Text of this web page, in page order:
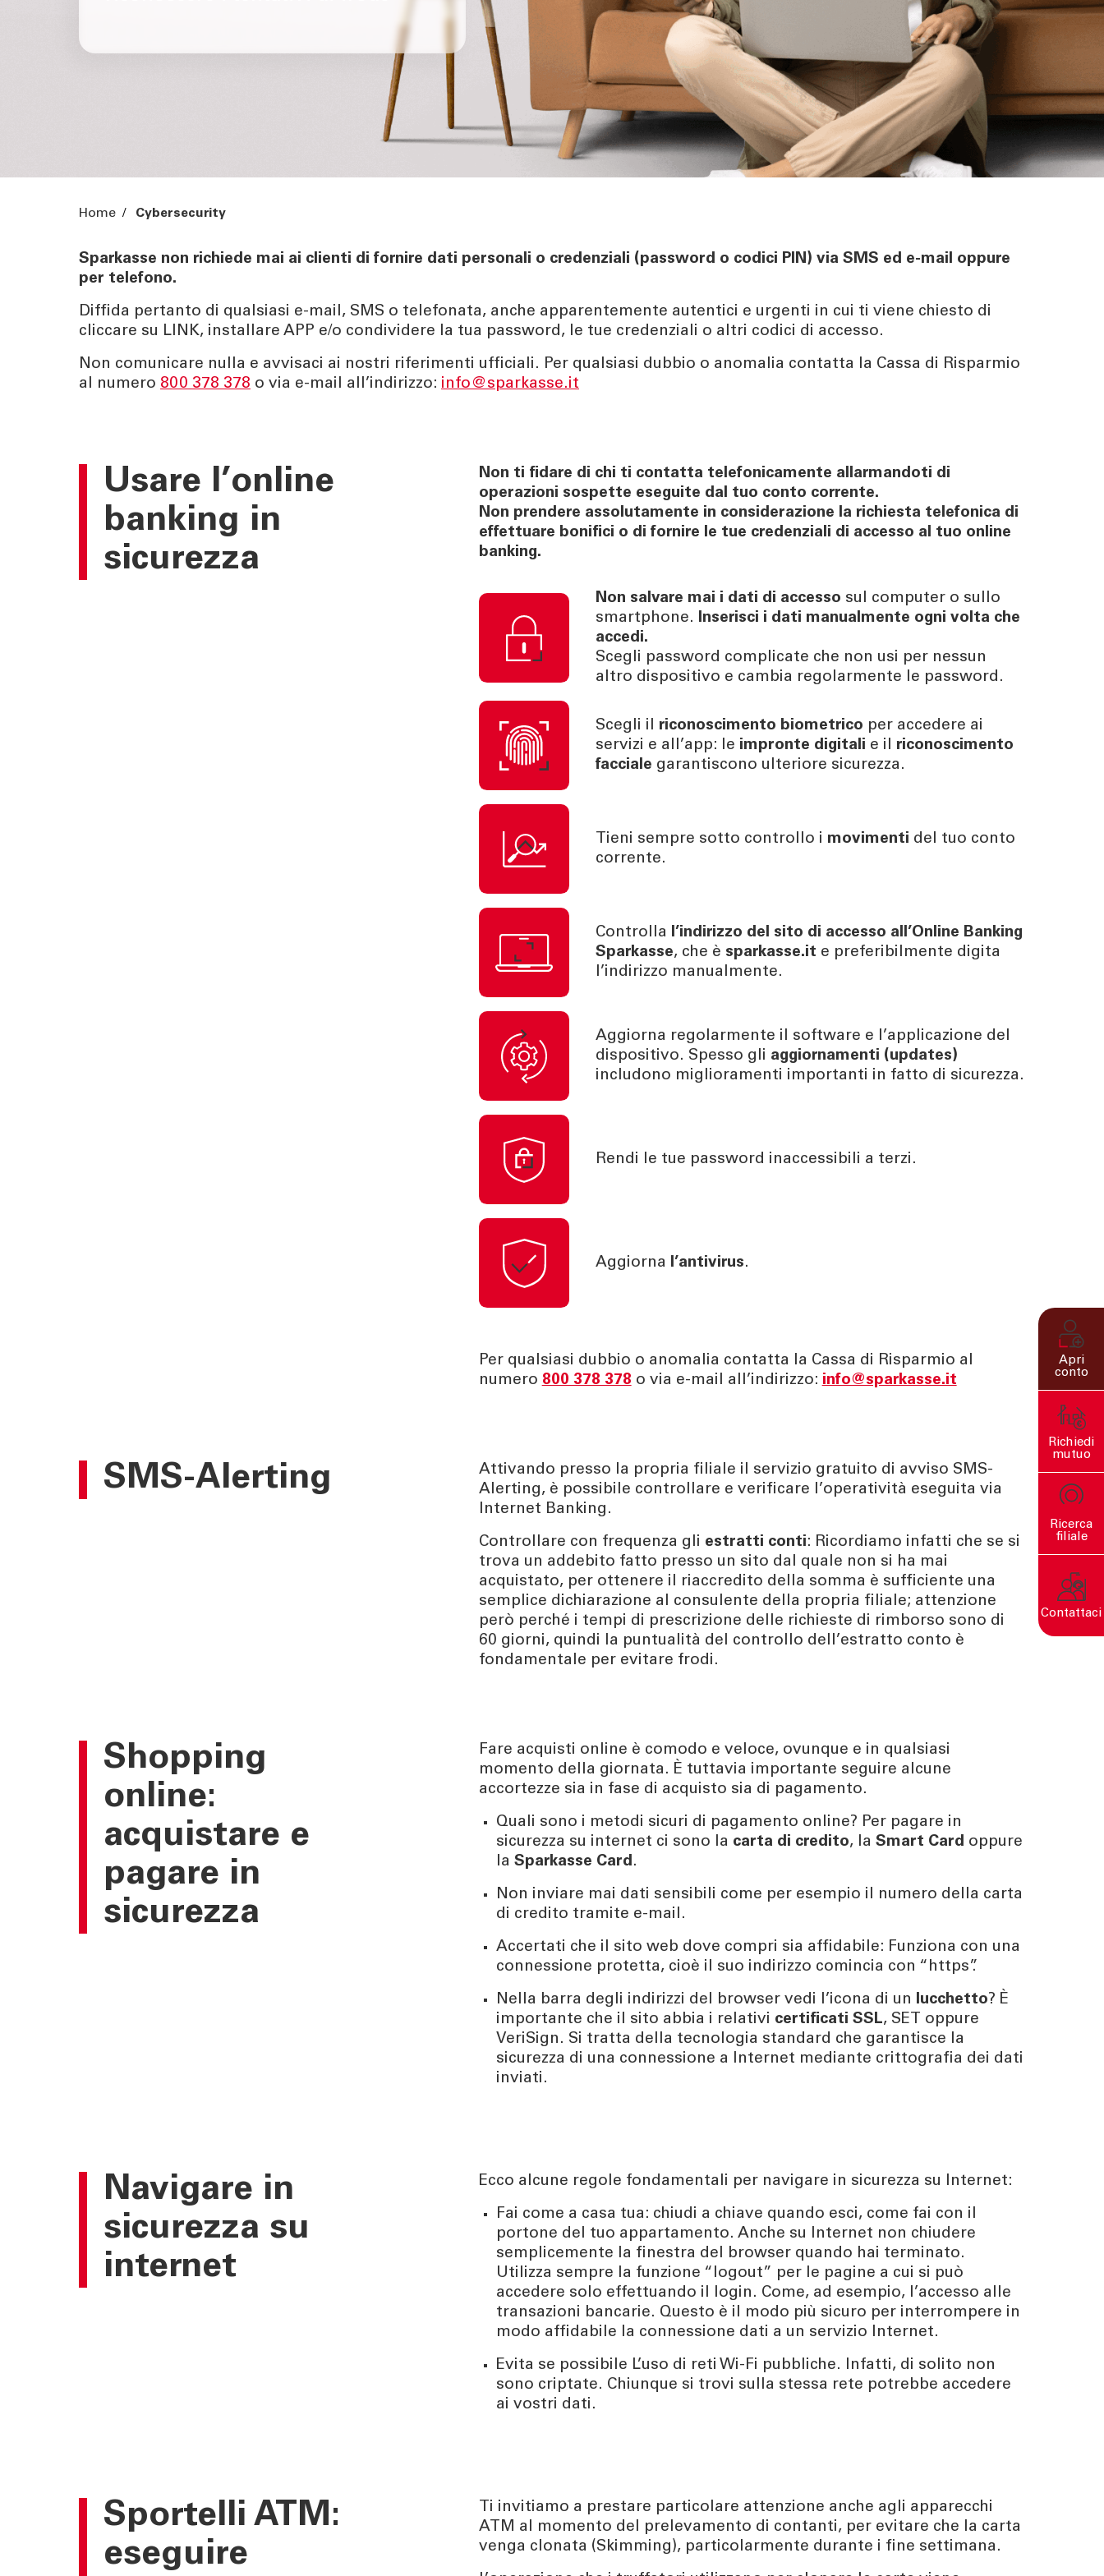
Richiedi informazioni
Come contattarci
Ricerca filiale
Lavora con noi
Tel: 800378378
Apri
conto
Richiedi
mutuo
Ricerca
filiale
Contattaci
Home / Cybersecurity
Sparkasse non richiede mai ai clienti di fornire dati personali o credenziali (password o codici PIN) via SMS ed e-mail oppure
per telefono.
Diffida pertanto di qualsiasi e-mail, SMS o telefonata, anche apparentemente autentici e urgenti in cui ti viene chiesto di
cliccare su LINK, installare APP e/o condividere la tua password, le tue credenziali o altri codici di accesso.
Non comunicare nulla e avvisaci ai nostri riferimenti ufficiali. Per qualsiasi dubbio o anomalia contatta la Cassa di Risparmio
al numero 800 378 378 o via e-mail all’indirizzo: info@sparkasse.it
Usare l’online
banking in
sicurezza
Non ti fidare di chi ti contatta telefonicamente allarmandoti di
operazioni sospette eseguite dal tuo conto corrente.
Non prendere assolutamente in considerazione la richiesta telefonica di
effettuare bonifici o di fornire le tue credenziali di accesso al tuo online
banking.
Non salvare mai i dati di accesso sul computer o sullo
smartphone.
Inserisci i dati manualmente ogni volta che
accedi.
Scegli password complicate che non usi per nessun
altro dispositivo e cambia regolarmente le password.
Scegli il riconoscimento biometrico per accedere ai
servizi e all’app: le impronte digitali e il riconoscimento
facciale garantiscono ulteriore sicurezza.
Tieni sempre sotto controllo i movimenti del tuo conto
corrente.
Controlla
l’indirizzo del sito di accesso all’Online Banking
Sparkasse, che è sparkasse.it e preferibilmente digita
l’indirizzo manualmente.
Aggiorna regolarmente il software e l’applicazione del
dispositivo. Spesso gli aggiornamenti (updates)
includono miglioramenti importanti in fatto di sicurezza.
Rendi le tue password inaccessibili a terzi.
Aggiorna l’antivirus.
Per qualsiasi dubbio o anomalia contatta la Cassa di Risparmio al
numero 800 378 378 o via e-mail all’indirizzo: info@sparkasse.it
SMS-Alerting
Attivando presso la propria filiale il servizio gratuito di avviso SMS-
Alerting, è possibile controllare e verificare l’operatività eseguita via
Internet Banking.
Controllare con frequenza gli estratti conti: Ricordiamo infatti che se si
trova un addebito fatto presso un sito dal quale non si ha mai
acquistato, per ottenere il riaccredito della somma è sufficiente una
semplice dichiarazione al consulente della propria filiale; attenzione
però perché i tempi di prescrizione delle richieste di rimborso sono di
60 giorni, quindi la puntualità del controllo dell’estratto conto è
fondamentale per evitare frodi.
Shopping
online:
acquistare e
pagare in
sicurezza
Fare acquisti online è comodo e veloce, ovunque e in qualsiasi
momento della giornata. È tuttavia importante seguire alcune
accortezze sia in fase di acquisto sia di pagamento.
Quali sono i metodi sicuri di pagamento online? Per pagare in
sicurezza su internet ci sono la carta di credito, laSmart Card oppure
laSparkasse Card .
Non inviare mai dati sensibili come per esempio il numero della carta
di credito tramite e-mail.
Accertati che il sito web dove compri sia affidabile: Funziona con una
connessione protetta, cioè il suo indirizzo comincia con “https”.
Nella barra degli indirizzi del browser vedi l’icona di un lucchetto ? È
importante che il sito abbia i relativi certificati SSL, SET oppure
VeriSign. Si tratta della tecnologia standard che garantisce la
sicurezza di una connessione a Internet mediante crittografia dei dati
inviati.
Navigare in
sicurezza su
internet
Ecco alcune regole fondamentali per navigare in sicurezza su Internet:
Fai come a casa tua: chiudi a chiave quando esci, come fai con il
portone del tuo appartamento. Anche su Internet non chiudere
semplicemente la finestra del browser quando hai terminato.
Utilizza sempre la funzione “logout” per le pagine a cui si può
accedere solo effettuando il login. Come, ad esempio, l’accesso alle
transazioni bancarie. Questo è il modo più sicuro per interrompere in
modo affidabile la connessione dati a un servizio Internet.
Evita se possibile L’uso di reti Wi-Fi pubbliche. Infatti, di solito non
sono criptate. Chiunque si trovi sulla stessa rete potrebbe accedere
ai vostri dati.
Sportelli ATM:
eseguire
Ti invitiamo a prestare particolare attenzione anche agli apparecchi
ATM al momento del prelevamento di contanti, per evitare che la carta
venga clonata (Skimming), particolarmente durante i fine settimana.